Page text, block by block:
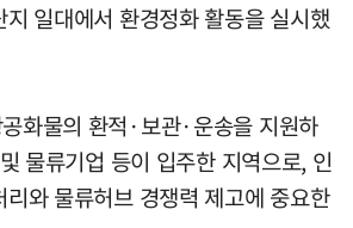
일대에서 환경정화 활동을 실시했
화물의 환적·보관·운송을 지원하
물류기업 등이 입주한 지역으로, 인
와 물류허브 경쟁력 제고에 중요한